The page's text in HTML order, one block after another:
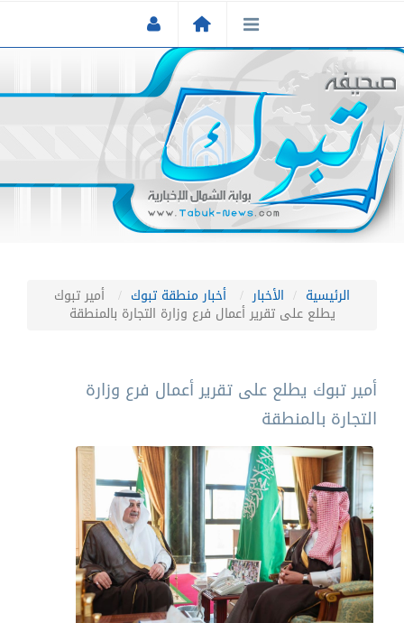
الرئيسية الأخبار أخبار منطقة تبوك أمير تبوك
يطلع على تقرير أعمال فرع وزارة التجارة بالمنطقة
أمير تبوك يطلع على تقرير أعمال فرع وزارة
التجارة بالمنطقة